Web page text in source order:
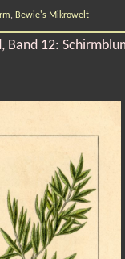
, Bewie's Mikrowelt
Band 12: